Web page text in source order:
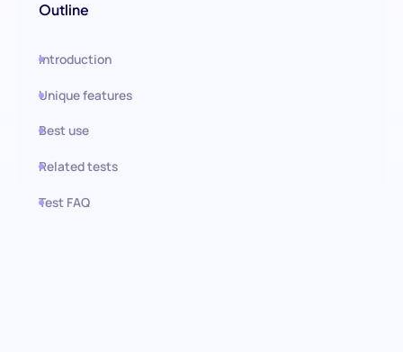
Outline
Introduction
Unique features
Best use
Related tests
Test FAQ